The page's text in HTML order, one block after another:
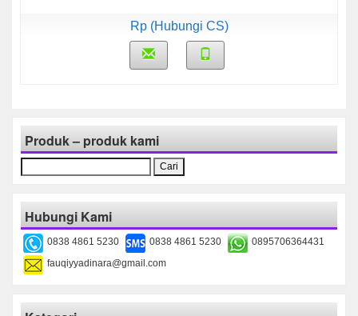
Rp (Hubungi CS)
Produk – produk kami
untuk:
Hubungi Kami
0838 4861 5230 0838 4861 5230
0895706364431
fauqiyyadinara@gmail.com